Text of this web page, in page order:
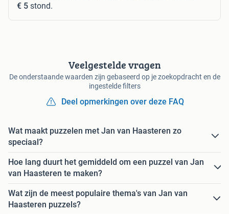
€ 5 stond.
Veelgestelde vragen
De onderstaande waarden zijn gebaseerd op je zoekopdracht en de
ingestelde filters
Deel opmerkingen over deze FAQ
Wat maakt puzzelen met Jan van Haasteren zo
speciaal?
Hoe lang duurt het gemiddeld om een puzzel van Jan
van Haasteren te maken?
Wat zijn de meest populaire thema's van Jan van
Haasteren puzzels?